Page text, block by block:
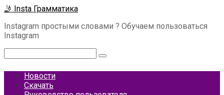
Перейти
контенту
🤳 Insta Грамматика
Instagram простыми словами ? Обучаем пользоваться
Instagram
Новости
Скачать